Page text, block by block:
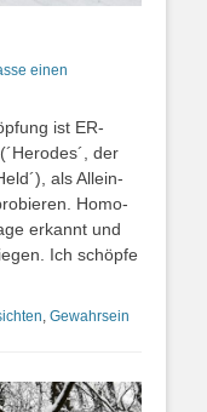
einen
ist ER-
der
als Allein-
Homo-
erkannt und
Ich schöpfe
, Gewahrsein